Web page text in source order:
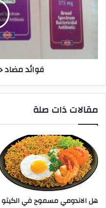
فوائد
مقالات ذات صلة
هل الاندومي مسموح في الكيتو